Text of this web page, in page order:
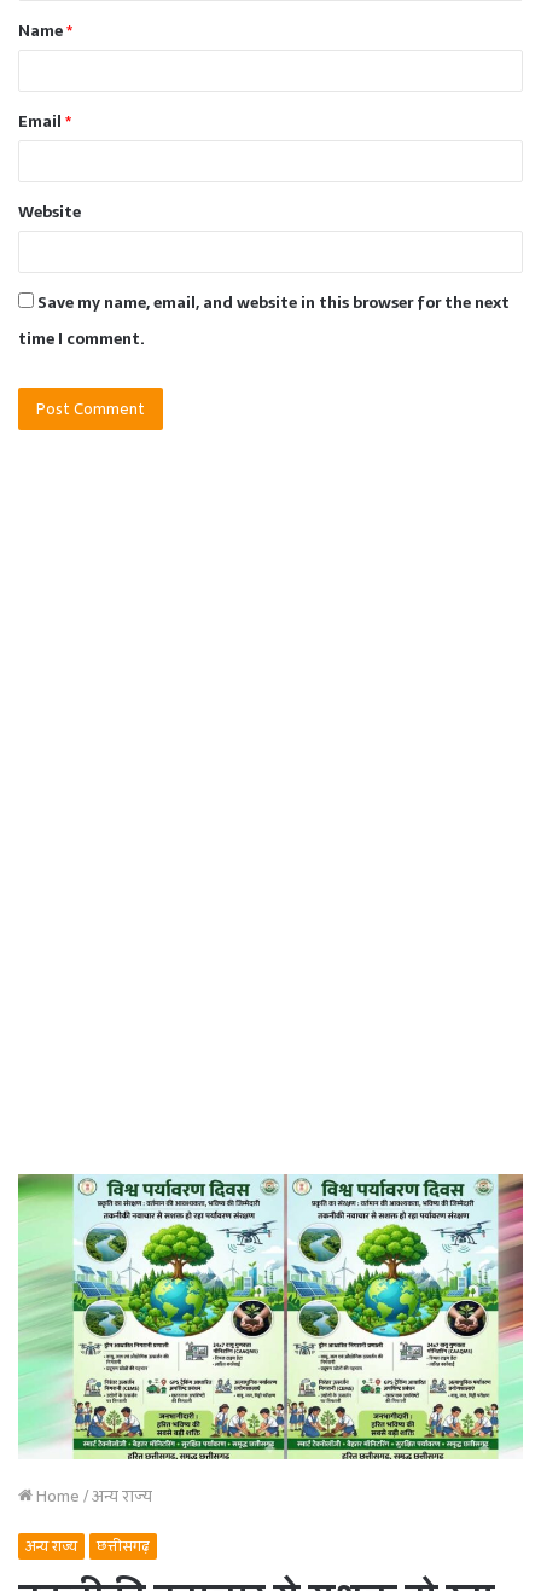
*Name*
Email*
Website
Save my name, email, and website in this browser for the next
time I comment.